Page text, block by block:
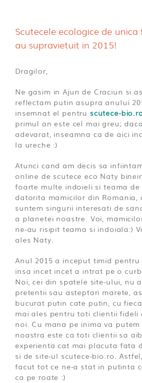
Scutecele ecologice de
au supravietuit in 2015!
Dragilor,
Ne gasim in Ajun de Craciun si
reflectam putin asupra anului
insemnat el pentru scutece-
primul an este cel mai greu;
adevarat, inseamna ca de aici
la ureche :)
Atunci cand am decis sa
online de scutece eco Naty
foarte multe indoieli si teama de
datorita mamicilor din Romania,
suntem singurii interesati de
a planetei noastre. Voi,
ne-au risipit teama si indoiala:)
ales Naty.
Anul 2015 a inceput timid pentru
insa incet incet a intrat pe o
Noi, cei din spatele site-ului, nu
pretentii sau asteptari marete,
bucurat putin cate putin, cu
mai ales pentru toti clientii fideli
noi. Cu mana pe inima va
noastra este ca toti clientii sa
experienta cat mai placuta fata
si de site-ul scutece-bio.ro.
facut tot ce ne-a stat in putinta
ca pe roate :)